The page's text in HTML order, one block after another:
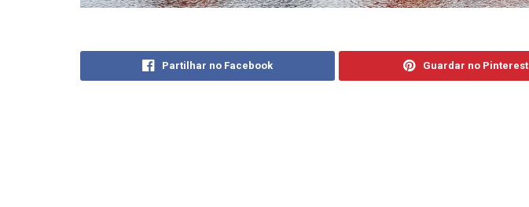
Partilhar no Facebook Guardar no Pinterest